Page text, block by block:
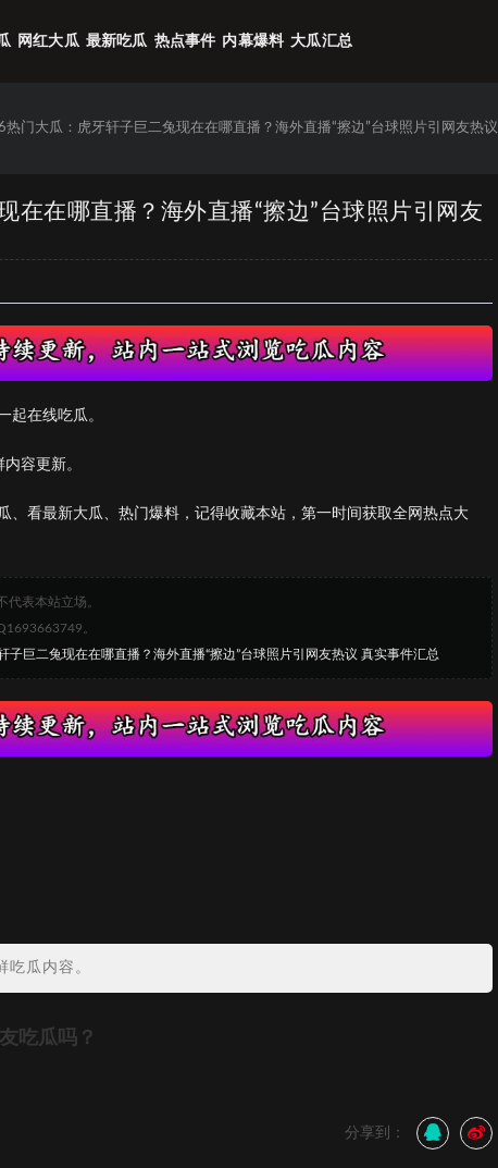
网红大瓜 最新吃瓜 热点事件 内幕爆料 大瓜汇总
热门大瓜：虎牙轩子巨二兔现在在哪直播？海外直播“擦边”台球照片引网友热
在在哪直播？海外直播“擦边”台球照片引网友
起在线吃瓜。
容更新。
、看最新大瓜、热门爆料，记得收藏本站，第一时间获取全网热点大
表本站立场。
。
子巨二兔现在在哪直播？海外直播“擦边”台球照片引网友热议 真实事件汇总
吃瓜内容。
吃瓜吗？
分享到：